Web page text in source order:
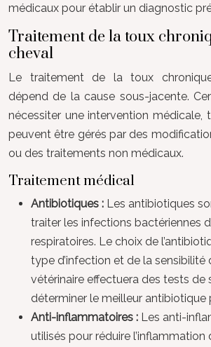
médicaux pour établir un diagnostic
Traitement de la toux
cheval
Le traitement de la toux
dépend de la cause sous-jacente.
nécessiter une intervention médicale,
peuvent être gérés par des
ou des traitements non médicaux.
Traitement médical
Antibiotiques : Les antibiotiques
traiter les infections bactériennes
respiratoires. Le choix de
type d’infection et de la sensibilité
vétérinaire effectuera des tests de
déterminer le meilleur antibiotique
Anti-inflammatoires : Les anti-
utilisés pour réduire l’inflammation